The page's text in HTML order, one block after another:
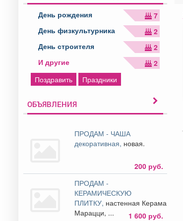
День рождения
7
День физкультурника
2
День строителя
2
И другие
2
Поздравить
Праздники
ОБЪЯВЛЕНИЯ
ПРОДАМ - ЧАША
декоративная, новая.
200 руб.
ПРОДАМ -
КЕРАМИЧЕСКУЮ
ПЛИТКУ, настенная Керама
Марацци, ...
1 600 руб.